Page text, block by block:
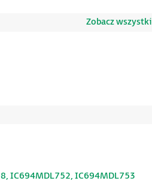
Zobacz
IC694MDL752, IC694MDL753